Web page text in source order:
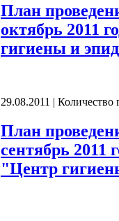
План
октябрь 2011
гигиены и
29.08.2011 | Количество
План
сентябрь 2011
"Центр